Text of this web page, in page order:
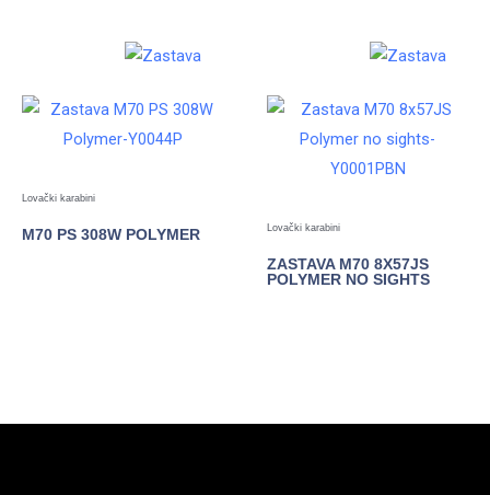
Lovački karabini
M70 PS 308W POLYMER Lovački karabini
ZASTAVA M70 8X57JS
POLYMER NO SIGHTS